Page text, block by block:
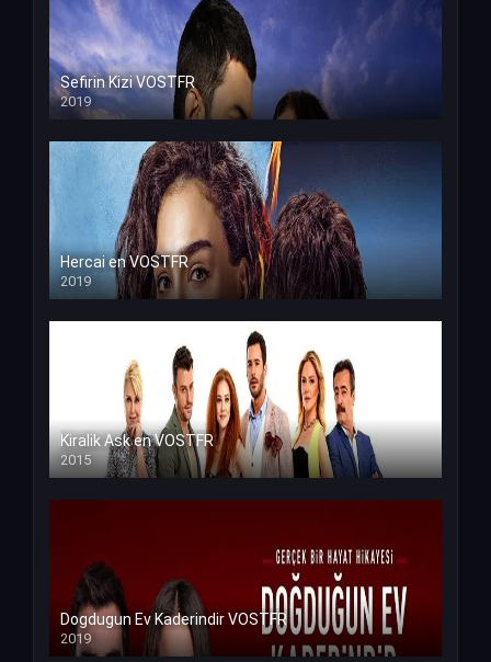
Sefirin Kizi VOSTFR
2019
Hercai en VOSTFR
2019
Kiralik Ask en VOSTFR
2015
Dogdugun Ev Kaderindir VOSTFR
2019